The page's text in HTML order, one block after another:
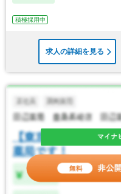
積極採用中
求人の詳細を見る